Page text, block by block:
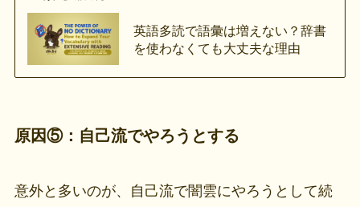
英語多読で語彙は増えない？辞書
を使わなくても大丈夫な理由
原因⑤：自己流でやろうとする
意外と多いのが、自己流で闇雲にやろうとして続